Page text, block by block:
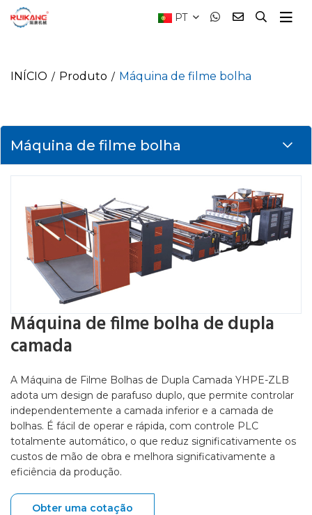
PT
INÍCIO Produto Máquina de filme bolha
Máquina de filme bolha
Máquina de filme bolha de dupla
camada
A Máquina de Filme Bolhas de Dupla Camada YHPE-ZLB
adota um design de parafuso duplo, que permite controlar
independentemente a camada inferior e a camada de
bolhas. É fácil de operar e rápida, com controle PLC
totalmente automático, o que reduz significativamente os
custos de mão de obra e melhora significativamente a
eficiência da produção.
Obter uma cotação